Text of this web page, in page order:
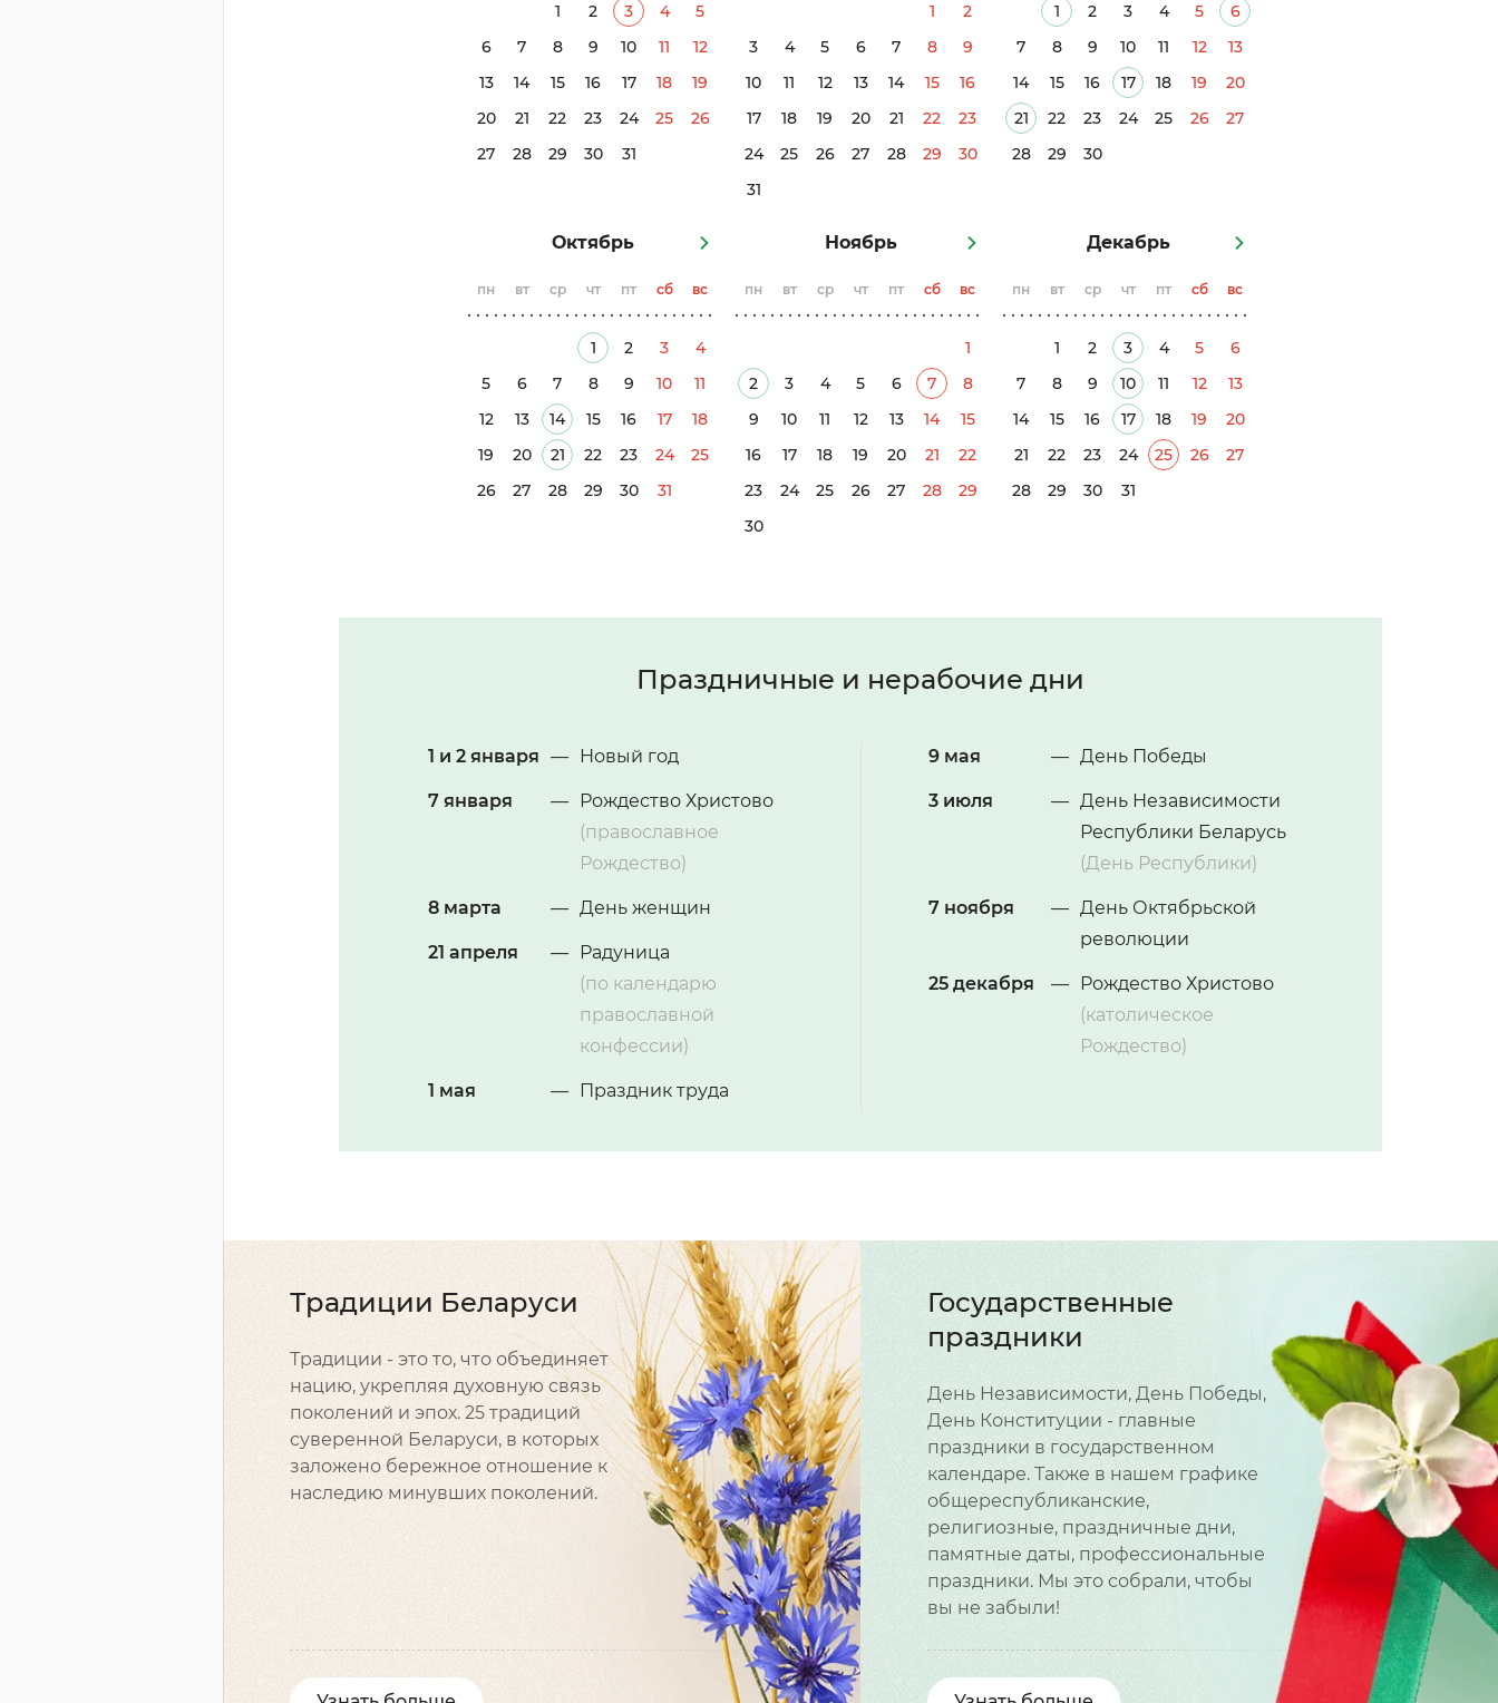
1 2 3 4
5
6
7 8 9 10 11
12
13
14 15 16 17 18
19
20
21 22 23 24 25
26
27
28 29 30 31
1
2
3
4 5 6 7 8
9
10
11 12 13 14 15
16
17
18 19 20 21 22
23
24
25 26 27 28 29
30
31
1 2 3 4 5
6
7
8 9 10 11 12
13
14
15 16 17 18 19
20
21
22 23 24 25 26
27
28
29 30
Октябрь
пн вт ср чт пт сб вс
1 2 3
4
5
6 7 8 9 10
11
12
13 14 15 16 17
18
19
20 21 22 23 24
25
26
27 28 29 30 31
Ноябрь
пн вт ср чт пт сб вс
1
2
3 4 5 6 7
8
9
10 11 12 13 14
15
16
17 18 19 20 21
22
23
24 25 26 27 28
29
30
Декабрь
пн вт ср чт пт сб вс
1 2 3 4 5
6
7
8 9 10 11 12
13
14
15 16 17 18 19
20
21
22 23 24 25 26
27
28
29 30 31
Праздничные и нерабочие дни
1 и 2 января — Новый год
7 января — Рождество Христово
(православное
Рождество)
8 марта — День женщин
21 апреля — Радуница
(по календарю
православной
конфессии)
1 мая — Праздник труда
9 мая — День Победы
3 июля — День Независимости
Республики Беларусь
(День Республики)
7 ноября — День Октябрьской
революции
25 декабря —
Рождество Христово
(католическое
Рождество)
Традиции Беларуси
Традиции - это то, что объединяет
нацию, укрепляя духовную связь
поколений и эпох. 25 традиций
суверенной Беларуси, в которых
заложено бережное отношение к
наследию минувших поколений.
Государственные
праздники
День Независимости, День Победы,
День Конституции - главные
праздники в государственном
календаре. Также в нашем графике
общереспубликанские,
религиозные, праздничные дни,
памятные даты, профессиональные
праздники. Мы это собрали, чтобы
вы не забыли!